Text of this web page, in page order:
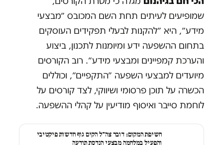
שמופיעים לעיתים תחת השם המכובס ״מבצעי
מידע״, היא ״להקנות לבעלי תפקידים העוסקים
בתחום ההשפעה ידע ומיומנות לתכנון, ביצוע
והערכת קמפיינים ומבצעי מידע״. רוב הקורסים
מיועדים למבצעי השפעה ״התקפיים״, וכוללים
הכשרה על תוכן פרסומי ושיווקי, לצד קורסים על
לוחמת סייבר ואיסוף מודיעין על קהלי ההשפעה.
חשיפת המקום: דובר צה"ל הקים גוף חדשות פיקטיבי
והפעיל במלחמה מבצעי הנדסת תודעה